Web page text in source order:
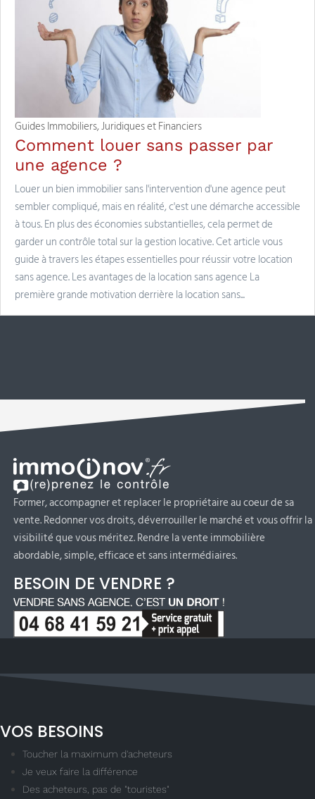
Guides Immobiliers, Juridiques et Financiers
Comment louer sans passer par
une agence ?
Louer un bien immobilier sans l'intervention d'une agence peut
sembler compliqué, mais en réalité, c'est une démarche accessible
à tous. En plus des économies substantielles, cela permet de
garder un contrôle total sur la gestion locative. Cet article vous
guide à travers les étapes essentielles pour réussir votre location
sans agence. Les avantages de la location sans agence La
première grande motivation derrière la location sans...
Former, accompagner et replacer le propriétaire au coeur de sa
vente. Redonner vos droits, déverrouiller le marché et vous offrir la
visibilité que vous méritez. Rendre la vente immobilière
abordable, simple, efficace et sans intermédiaires.
BESOIN DE VENDRE ?
VOS BESOINS
Toucher la maximum d'acheteurs
Je veux faire la différence
Des acheteurs, pas de "touristes"